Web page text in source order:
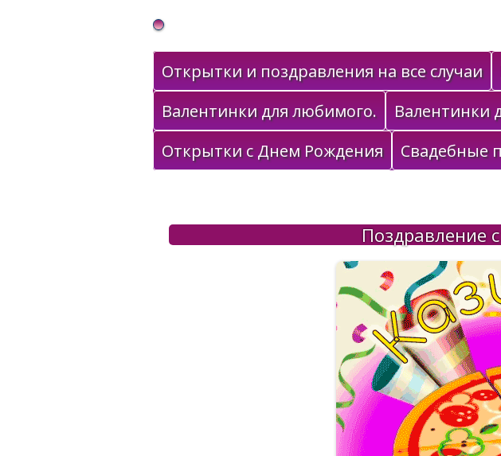
Gif Открытки в подарок
Открытки и поздравления на все случаи
Валентинки для любимого.
Валентинки
Открытки с Днем Рождения
Свадебные
Поздравление